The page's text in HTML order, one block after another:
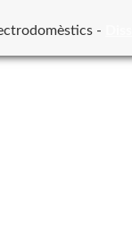
-